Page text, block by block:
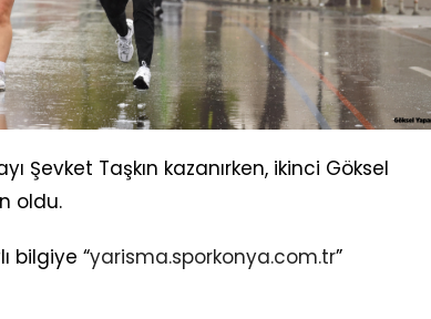
Şevket Taşkın kazanırken, ikinci Göksel
oldu.
bilgiye “yarisma.sporkonya.com.tr”